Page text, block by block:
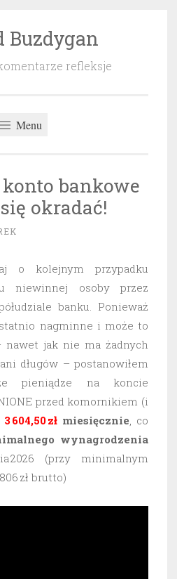
Buzdygan
refleksje
Menu
bankowe
okradać!
o kolejnym przypadku
niewinnej osoby przez
banku. Ponieważ
nagminne i może to
nawet jak nie ma żadnych
długów – postanowiłem
pieniądze na koncie
przed komornikiem (i
3 604,50 złmiesięcznie, co
wynagrodzenia
2026 (przy minimalnym
zł brutto)